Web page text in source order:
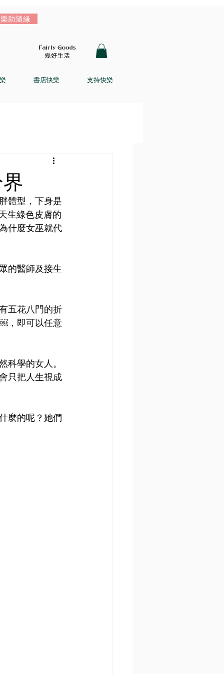
樂助隨緣
書店快樂 支持快樂
體型，下身是
生綠色皮膚的
什麼女巫就代
的醫師及接生
五花八門的折
，即可以任意
學的女人。
只把人生視成
麼的呢？她們